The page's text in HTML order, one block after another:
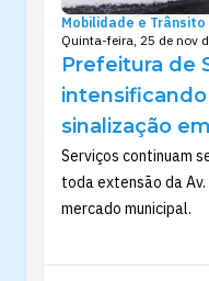
Mobilidade e Trânsito
Quinta-feira, 25 de nov
Prefeitura de
sinalização
Serviços continuam
toda extensão da
mercado municipal.